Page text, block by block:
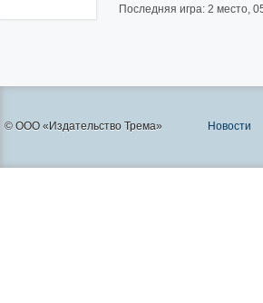
Последняя игра: 2 место,
© ООО «Издательство Трема» Новости